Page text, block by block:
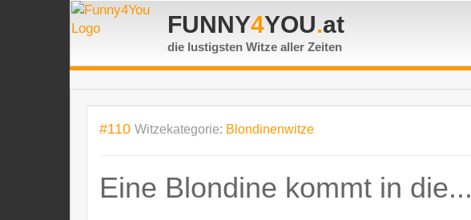
FUNNY4YOU.at
die lustigsten Witze aller Zeiten
#110 Witzekategorie: Blondinenwitze
Eine Blondine kommt in die...